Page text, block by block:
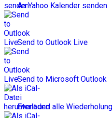
An Yahoo Kalender senden
Send to Outlook Live
Send to Microsoft Outlook
Event und alle